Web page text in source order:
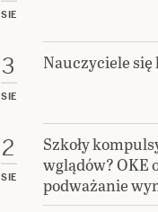
SIE
3
SIE
Nauczyciele się
2
SIE
Szkoły
wglądów? OKE
podważanie